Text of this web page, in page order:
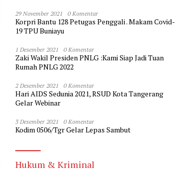
29 November 2021 0 Komentar
Korpri Bantu 128 Petugas Penggali . Makam Covid-
19 TPU Buniayu
1 Desember 2021 0 Komentar
Zaki Wakil Presiden PNLG :Kami Siap Jadi Tuan
Rumah PNLG 2022
2 Desember 2021 0 Komentar
Hari AIDS Sedunia 2021, RSUD Kota Tangerang
Gelar Webinar
3 Desember 2021 0 Komentar
Kodim 0506/Tgr Gelar Lepas Sambut
Hukum & Kriminal